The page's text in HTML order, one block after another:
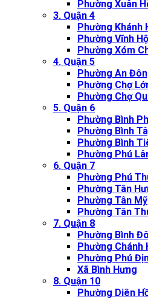
Phường Xuân
3. Quận 4
Phường Khánh
Phường Vĩnh
Phường Xóm
4. Quận 5
Phường An
Phường Chợ
Phường Chợ
5. Quận 6
Phường Bình
Phường Bình
Phường Bình
Phường Phú
6. Quận 7
Phường Phú
Phường Tân
Phường Tân Mỹ
Phường Tân
7. Quận 8
Phường Bình
Phường Chánh
Phường Phú
Xã Bình Hưng
8. Quận 10
Phường Diên